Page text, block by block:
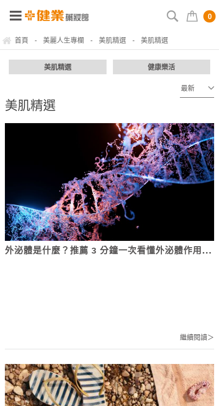
0
首頁 - 美麗人生專欄 - 美肌精選 - 美肌精選
美肌精選 健康樂活
美肌精選
外泌體是什麼？推薦 3 分鐘一次看懂外泌體作用、價格及優缺點！
繼續閱讀＞